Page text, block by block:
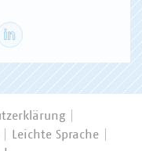
Leichte Sprache